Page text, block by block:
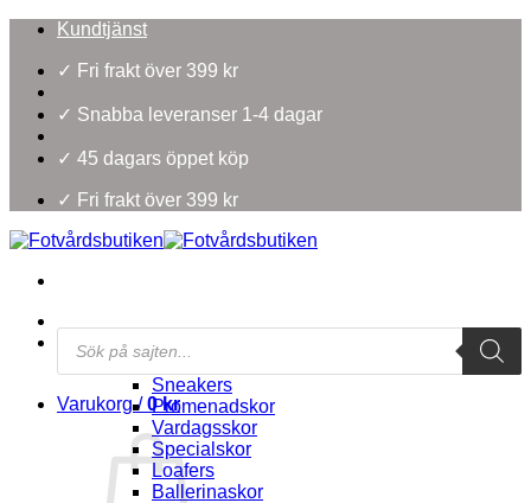
Skip
content
Kundtjänst
✓ Fri frakt över 399 kr
✓ Snabba leveranser 1-4 dagar
✓ 45 dagars öppet köp
✓ Fri frakt över 399 kr
Products
search
Varukorg /0kr
Damskor
Välj efter skotyp
Sneakers
Promenadskor
Vardagsskor
Specialskor
Loafers
Ballerinaskor